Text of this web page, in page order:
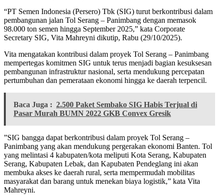
“PT Semen Indonesia (Persero) Tbk (SIG) turut berkontribusi dalam
pembangunan jalan Tol Serang – Panimbang dengan memasok
98.000 ton semen hingga September 2025,” kata Corporate
Secretary SIG, Vita Mahreyni dikutip, Rabu (29/10/2025).
Vita mengatakan kontribusi dalam proyek Tol Serang – Panimbang
mempertegas komitmen SIG untuk terus menjadi bagian kesuksesan
pembangunan infrastruktur nasional, serta mendukung percepatan
pertumbuhan dan pemerataan ekonomi hingga ke daerah terpencil.
Baca Juga : 2.500 Paket Sembako SIG Habis Terjual di
Pasar Murah BUMN 2022 GKB Convex Gresik
”SIG bangga dapat berkontribusi dalam proyek Tol Serang –
Panimbang yang akan mendukung pergerakan ekonomi Banten. Tol
yang melintasi 4 kabupaten/kota meliputi Kota Serang, Kabupaten
Serang, Kabupaten Lebak, dan Kapubaten Pendeglang ini akan
membuka akses ke daerah rural, serta mempermudah mobilitas
masyarakat dan barang untuk menekan biaya logistik,” kata Vita
Mahreyni.